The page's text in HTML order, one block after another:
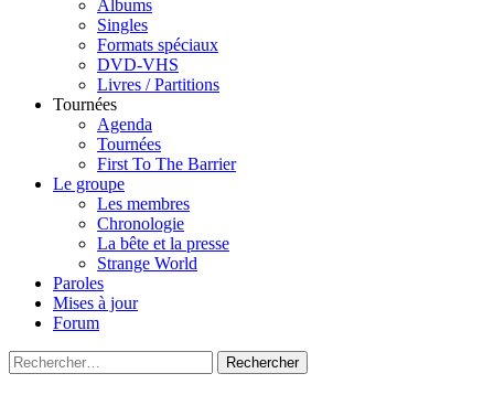
Albums
Singles
Formats spéciaux
DVD-VHS
Livres / Partitions
Tournées
Agenda
Tournées
First To The Barrier
Le groupe
Les membres
Chronologie
La bête et la presse
Strange World
Paroles
Mises à jour
Forum
Rechercher :